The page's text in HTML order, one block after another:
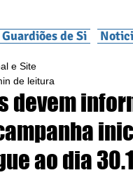
de Si
devem
ao dia
e Site
de leitura